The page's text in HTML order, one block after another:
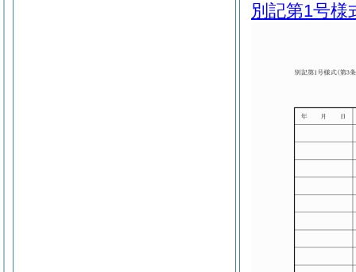
別記第1号様